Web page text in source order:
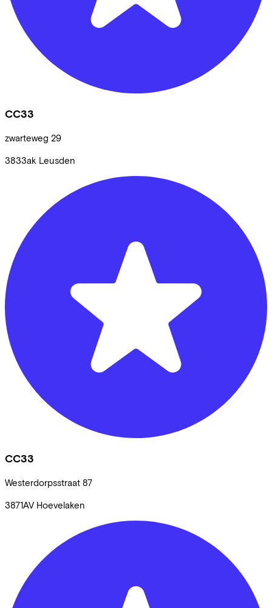
CC33
zwarteweg 29
3833ak Leusden
CC33
Westerdorpsstraat 87
3871AV Hoevelaken